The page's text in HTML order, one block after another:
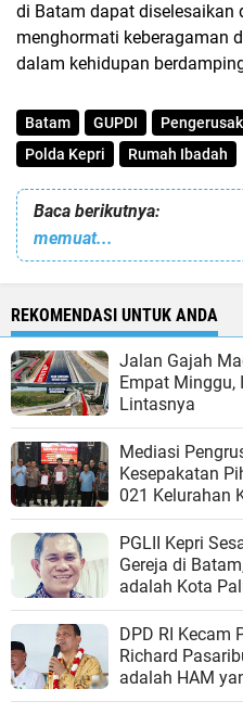
di Batam dapat diselesaikan
menghormati keberagaman
dalam kehidupan
Batam GUPDI
Polda Kepri
Rumah Ibadah
Baca berikutnya:
memuat...
REKOMENDASI UNTUK ANDA
Jalan Gajah
Empat Minggu,
Lintasnya
Mediasi
Kesepakatan
021 Kelurahan
PGLII Kepri
Gereja di
adalah Kota
DPD RI Kecam
Richard
adalah HAM